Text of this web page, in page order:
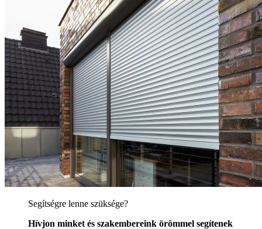
Segítségre lenne szüksége?
Hívjon minket és szakembereink örömmel segítenek